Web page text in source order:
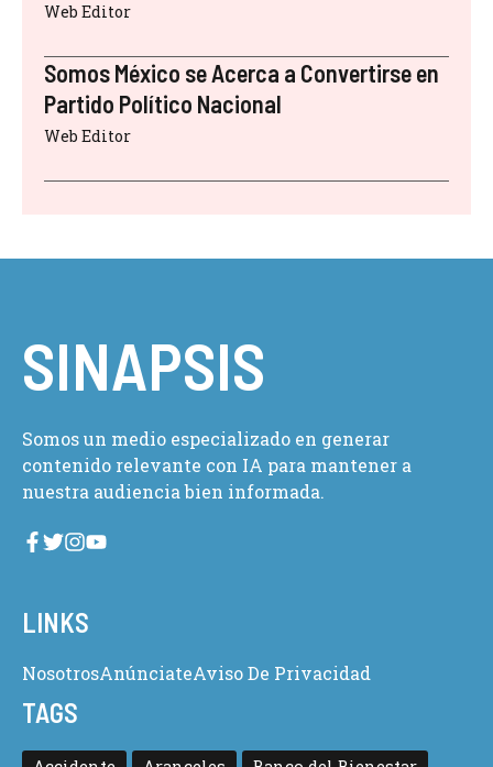
Web Editor
Somos México se Acerca a Convertirse en
Partido Político Nacional
Web Editor
SINAPSIS
Somos un medio especializado en generar
contenido relevante con IA para mantener a
nuestra audiencia bien informada.
LINKS
NosotrosAnúnciateAviso De Privacidad
TAGS